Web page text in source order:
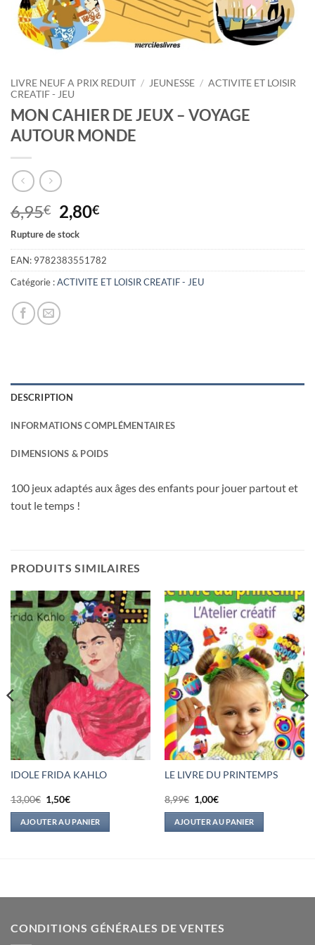
LIVRE NEUF A PRIX REDUIT / JEUNESSE / ACTIVITE ET LOISIR
CREATIF - JEU
MON CAHIER DE JEUX – VOYAGE
AUTOUR MONDE
6,95€ Le
prix
initial
était :
6,95€.
2,80€Le
actuel
est :
2,80€.
Rupture de stock
EAN: 9782383551782
Catégorie :ACTIVITE ET LOISIR CREATIF - JEU
DESCRIPTION
INFORMATIONS COMPLÉMENTAIRES
DIMENSIONS & POIDS
100 jeux adaptés aux âges des enfants pour jouer partout et
tout le temps !
PRODUITS SIMILAIRES
IDOLE FRIDA KAHLO
13,00€ Le
prix
initial
était :
13,00€.
1,50€Le
actuel
est :
1,50€.
AJOUTER AU PANIER
LE LIVRE DU PRINTEMPS
8,99€ Le
prix
initial
était :
8,99€.
1,00€Le
actuel
est :
1,00€.
AJOUTER AU PANIER
CONDITIONS GÉNÉRALES DE VENTES